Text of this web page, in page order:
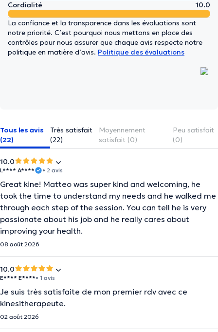
Cordialité
10.0
La confiance et la transparence dans les évaluations sont
notre priorité. C’est pourquoi nous mettons en place des
contrôles pour nous assurer que chaque avis respecte notre
politique en matière d’avis. Politique des évaluations
Tous les avis
(22)
Très satisfait
(22)
Moyennement
satisfait (0)
Peu satisfait
(0)
10.0
L**** A**** • 2 avis
Great kine! Matteo was super kind and welcoming, he
took the time to understand my needs and he walked me
through each step of the session. You can tell he is very
passionate about his job and he really cares about
improving your health.
08 août 2026
10.0
E**** E****• 1 avis
Je suis très satisfaite de mon premier rdv avec ce
kinesitherapeute.
02 août 2026